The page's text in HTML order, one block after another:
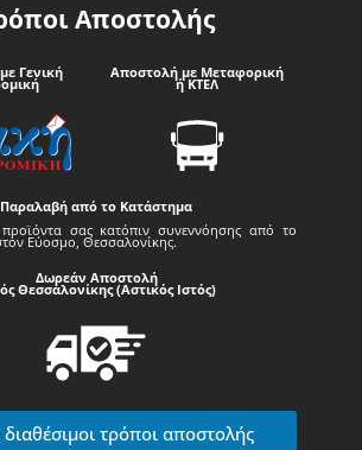
Αποστολής
Γενική Αποστολή με Μεταφορική
ή ΚΤΕΛ
Παραλαβή από το Κατάστημα
σας κατόπιν συνεννόησης από το
Εύοσμο, Θεσσαλονίκης.
Δωρεάν Αποστολή
Θεσσαλονίκης (Αστικός Ιστός)
διαθέσιμοι τρόποι αποστολής